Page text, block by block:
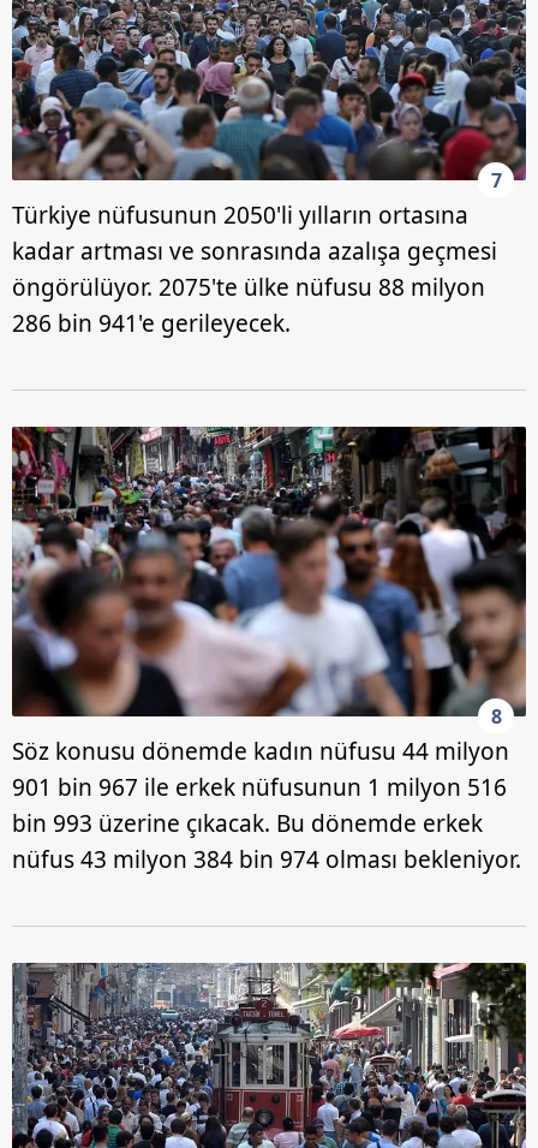
7
Türkiye nüfusunun 2050'li yılların ortasına
kadar artması ve sonrasında azalışa geçmesi
öngörülüyor. 2075'te ülke nüfusu 88 milyon
286 bin 941'e gerileyecek.
8
Söz konusu dönemde kadın nüfusu 44 milyon
901 bin 967 ile erkek nüfusunun 1 milyon 516
bin 993 üzerine çıkacak. Bu dönemde erkek
nüfus 43 milyon 384 bin 974 olması bekleniyor.